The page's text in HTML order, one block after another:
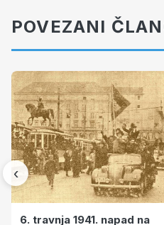
POVEZANI
‹
6. travnja 1941. napad na